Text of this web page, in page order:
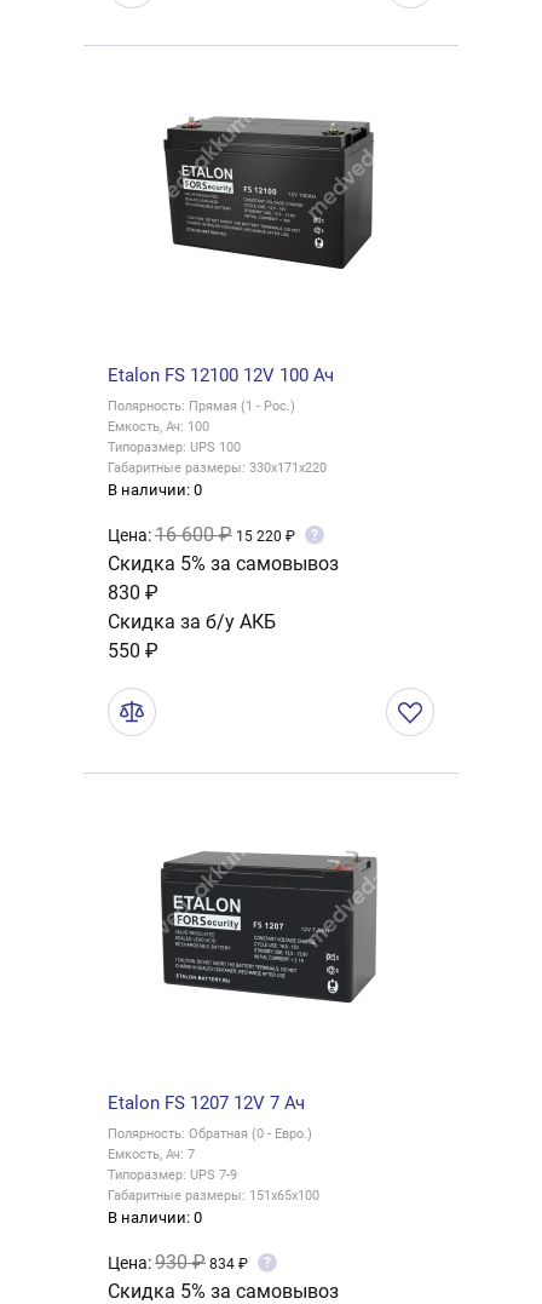
Etalon FS 12100 12V 100 Ач
Полярность: Прямая (1 - Рос.)
Емкость, Ач: 100
Типоразмер: UPS 100
Габаритные размеры: 330x171x220
В наличии: 0
Цена:16 600 ₽ 15 220 ₽ ?
Скидка 5% за самовывоз
830 ₽
Скидка за б/у АКБ
550 ₽
Etalon FS 1207 12V 7 Ач
Полярность: Обратная (0 - Евро.)
Емкость, Ач: 7
Типоразмер: UPS 7-9
Габаритные размеры: 151x65x100
В наличии: 0
Цена:930 ₽ 834 ₽ ?
Скидка 5% за самовывоз